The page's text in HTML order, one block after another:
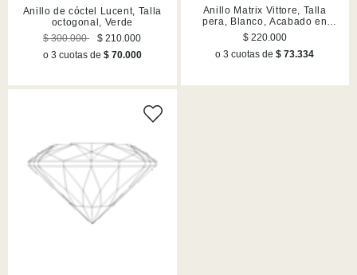
Anillo de cóctel Lucent, Talla
octogonal, Verde
$ 300.000
$ 210.000
o 3 cuotas de $ 70.000
Anillo Matrix Vittore, Talla
pera, Blanco, Acabado en
rodio
$ 220.000
o 3 cuotas de$ 73.334